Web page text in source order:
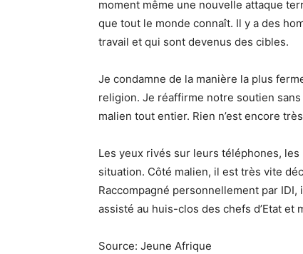
moment même une nouvelle attaque
que tout le monde connaît. Il y a des
travail et qui sont devenus des cibles.
Je condamne de la manière la plus
religion. Je réaffirme notre soutien
malien tout entier. Rien n’est encore
Les yeux rivés sur leurs téléphones,
situation. Côté malien, il est très vite
Raccompagné personnellement par
assisté au huis-clos des chefs d’Etat et
Source: Jeune Afrique